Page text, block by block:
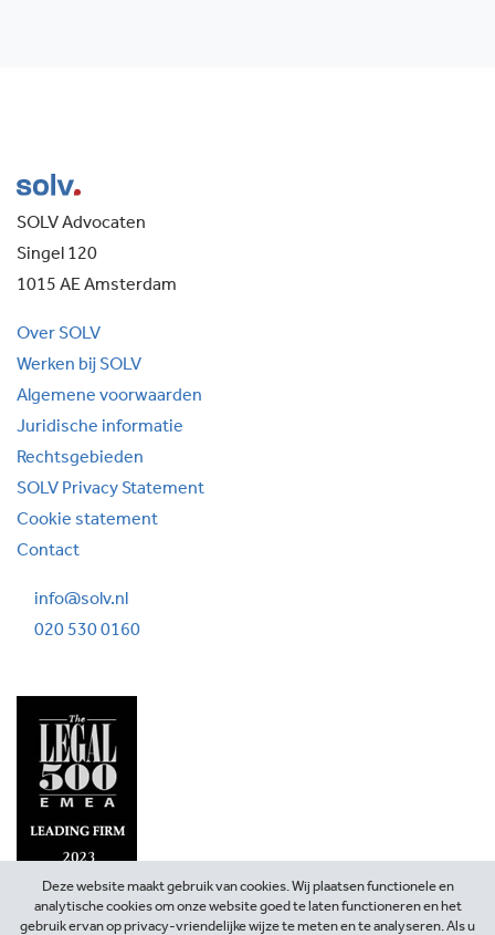
SOLV Advocaten
Singel 120
1015 AE Amsterdam
Over SOLV
Werken bij SOLV
Algemene voorwaarden
Juridische informatie
Rechtsgebieden
SOLV Privacy Statement
Cookie statement
Contact
info@solv.nl
020 530 0160
Deze website maakt gebruik van cookies. Wij plaatsen functionele en
analytische cookies om onze website goed te laten functioneren en het
gebruik ervan op privacy-vriendelijke wijze te meten en te analyseren. Als u